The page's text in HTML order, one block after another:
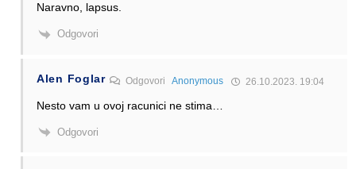
Naravno, lapsus.
Odgovori
Alen Foglar Odgovori Anonymous 26.10.2023. 19:04
Nesto vam u ovoj racunici ne stima…
Odgovori